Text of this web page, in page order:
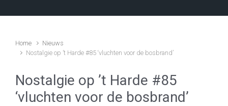
Home
Nieuws
Nostalgie op ’t Harde #85 ‘vluchten voor de bosbrand’
Nostalgie op ’t Harde #85
‘vluchten voor de bosbrand’